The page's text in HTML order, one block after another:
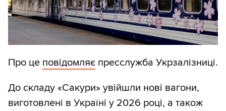
Про це повідомляє пресслужба Укрзалізниці.
До складу «Сакури» увійшли нові вагони,
виготовлені в Україні у 2026 році, а також